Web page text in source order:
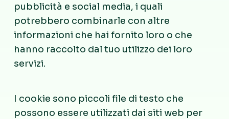
pubblicità e social media, i quali
potrebbero combinarle con altre
informazioni che hai fornito loro o che
hanno raccolto dal tuo utilizzo dei loro
servizi.
I cookie sono piccoli file di testo che
possono essere utilizzati dai siti web per